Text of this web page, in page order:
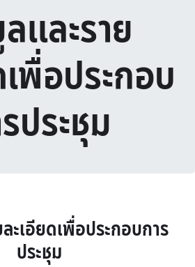
และราย
พื่อประกอบ
ประชุม
ะเอียดเพื่อประกอบการ
ประชุม